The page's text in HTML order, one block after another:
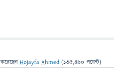
করেছেনHojayfa Ahmed (135,490 পয়েন্ট)